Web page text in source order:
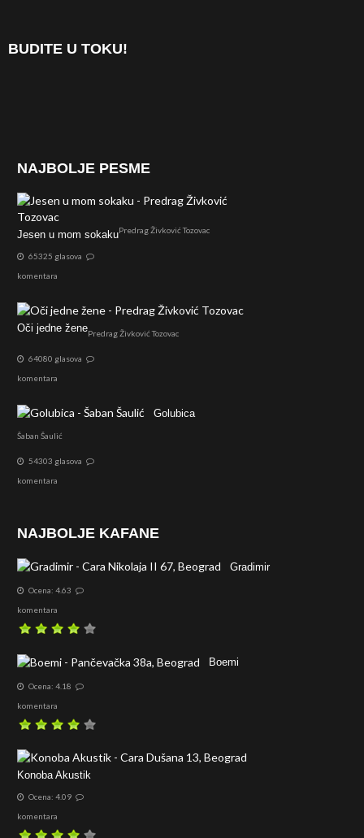
BUDITE U TOKU!
NAJBOLJE PESME
Jesen u mom sokakuPredrag Živković Tozovac
65325 glasova
komentara
Oči jedne ženePredrag Živković Tozovac
64080 glasova
komentara
Golubica
Šaban Šaulić
54303 glasova
komentara
NAJBOLJE KAFANE
Gradimir
Ocena: 4.63
komentara
Boemi
Ocena: 4.18
komentara
Konoba Akustik
Ocena: 4.09
komentara